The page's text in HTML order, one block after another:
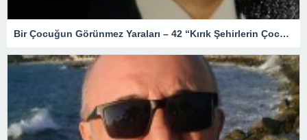
Bir Çocuğun Görünmez Yaraları – 42 “Kırık Şehirlerin Çocukları”